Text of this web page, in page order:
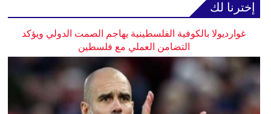
إخترنا لك
غوارديولا بالكوفية الفلسطينية يهاجم الصمت الدولي ويؤكد
التضامن العملي مع فلسطين